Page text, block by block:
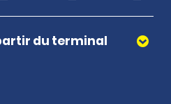
du terminal